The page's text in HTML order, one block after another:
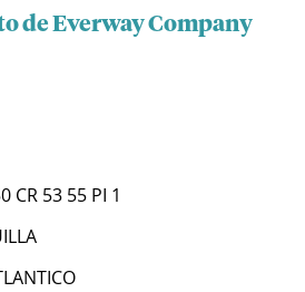
de Everway Company
CR 53 55 PI 1